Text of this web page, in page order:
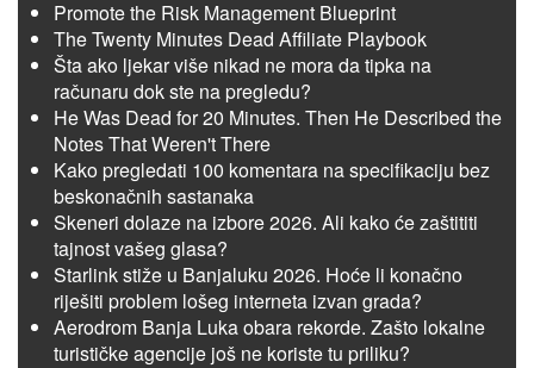
Promote the Risk Management Blueprint
The Twenty Minutes Dead Affiliate Playbook
Šta ako ljekar više nikad ne mora da tipka na
računaru dok ste na pregledu?
He Was Dead for 20 Minutes. Then He Described the
Notes That Weren't There
Kako pregledati 100 komentara na specifikaciju bez
beskonačnih sastanaka
Skeneri dolaze na izbore 2026. Ali kako će zaštititi
tajnost vašeg glasa?
Starlink stiže u Banjaluku 2026. Hoće li konačno
riješiti problem lošeg interneta izvan grada?
Aerodrom Banja Luka obara rekorde. Zašto lokalne
turističke agencije još ne koriste tu priliku?